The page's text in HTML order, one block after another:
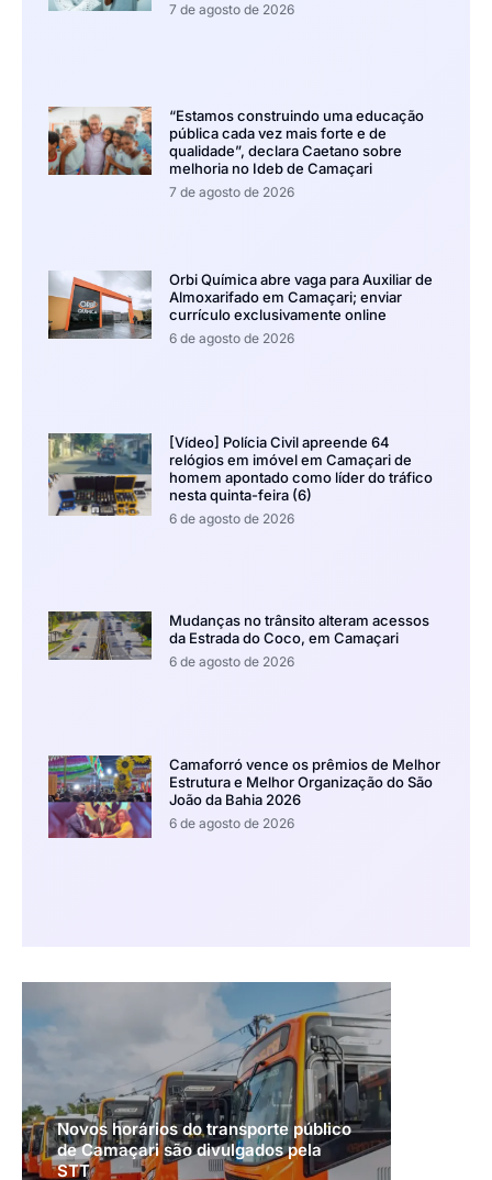
7 de agosto de 2026
“Estamos construindo uma educação
pública cada vez mais forte e de
qualidade”, declara Caetano sobre
melhoria no Ideb de Camaçari
7 de agosto de 2026
Orbi Química abre vaga para Auxiliar de
Almoxarifado em Camaçari; enviar
currículo exclusivamente online
6 de agosto de 2026
[Vídeo] Polícia Civil apreende 64
relógios em imóvel em Camaçari de
homem apontado como líder do tráfico
nesta quinta-feira (6)
6 de agosto de 2026
Mudanças no trânsito alteram acessos
da Estrada do Coco, em Camaçari
6 de agosto de 2026
Camaforró vence os prêmios de Melhor
Estrutura e Melhor Organização do São
João da Bahia 2026
6 de agosto de 2026
Novos horários do transporte público
de Camaçari são divulgados pela
STT